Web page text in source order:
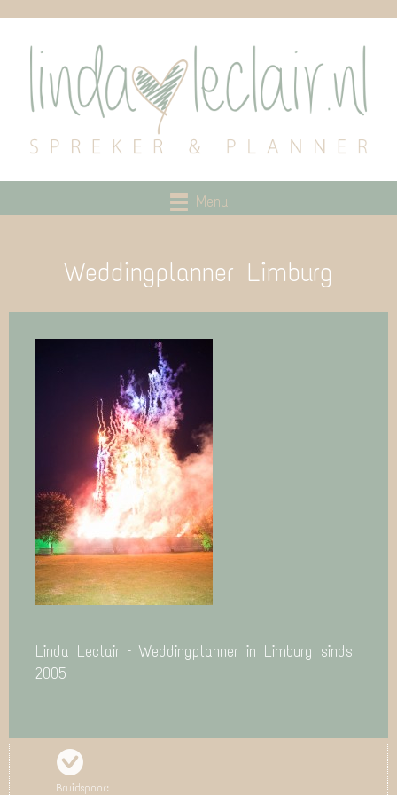
Menu
Weddingplanner Limburg
Linda Leclair – Weddingplanner in Limburg sinds
2005
Bruidspaar: